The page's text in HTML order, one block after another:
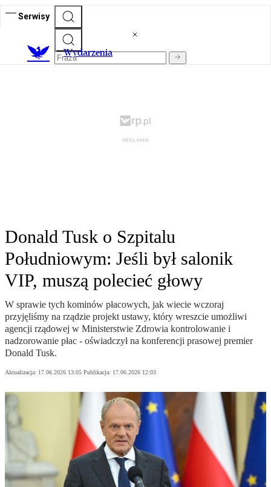
Serwisy
Wydarzenia
Donald Tusk o Szpitalu
Południowym: Jeśli był salonik
VIP, muszą polecieć głowy
W sprawie tych kominów płacowych, jak wiecie wczoraj
przyjęliśmy na rządzie projekt ustawy, który wreszcie umożliwi
agencji rządowej w Ministerstwie Zdrowia kontrolowanie i
nadzorowanie płac - oświadczył na konferencji prasowej premier
Donald Tusk.
Aktualizacja: 17.06.2026 13:05 Publikacja: 17.06.2026 12:03